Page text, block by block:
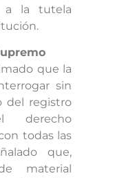
a la tutela
que la
sin
del registro
derecho
todas las
que,
material